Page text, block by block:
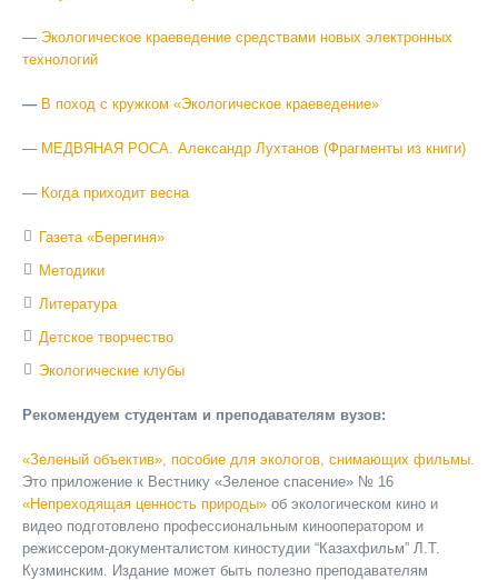
— Экологическое краеведение средствами новых электронных
технологий
— В поход с кружком «Экологическое краеведение»
— МЕДВЯНАЯ РОСА. Александр Лухтанов (Фрагменты из книги)
— Когда приходит весна
Газета «Берегиня»
Методики
Литература
Детское творчество
Экологические клубы
Рекомендуем студентам и преподавателям вузов:
«Зеленый объектив», пособие для экологов, снимающих фильмы.
Это приложение к Вестнику «Зеленое спасение» № 16
«Непреходящая ценность природы» об экологическом кино и
видео подготовлено профессиональным кинооператором и
режиссером-документалистом киностудии “Казахфильм” Л.Т.
Кузминским. Издание может быть полезно преподавателям